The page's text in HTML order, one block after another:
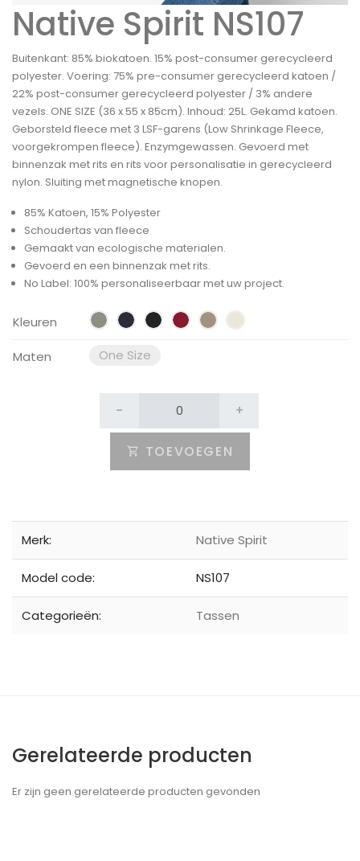
Native Spirit NS107
Buitenkant: 85% biokatoen. 15% post-consumer gerecycleerd
polyester. Voering: 75% pre-consumer gerecycleerd katoen /
22% post-consumer gerecycleerd polyester / 3% andere
vezels. ONE SIZE (36 x 55 x 85cm). Inhoud: 25L. Gekamd katoen.
Geborsteld fleece met 3 LSF-garens (Low Shrinkage Fleece,
voorgekrompen fleece). Enzymgewassen. Gevoerd met
binnenzak met rits en rits voor personalisatie in gerecycleerd
nylon. Sluiting met magnetische knopen.
85% Katoen, 15% Polyester
Schoudertas van fleece
Gemaakt van ecologische materialen.
Gevoerd en een binnenzak met rits.
No Label: 100% personaliseerbaar met uw project.
Kleuren
Maten One Size
- +
TOEVOEGEN
Merk: Native Spirit
Model code: NS107
Categorieën: Tassen
Gerelateerde producten
Er zijn geen gerelateerde producten gevonden